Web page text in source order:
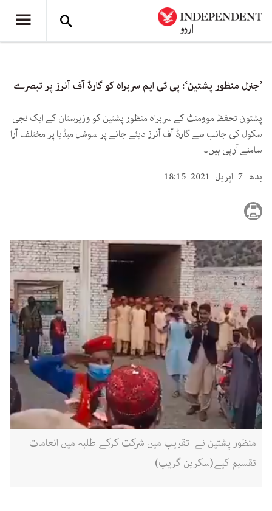
’جنرل منظور پشتین‘: پی ٹی ایم سربراہ کو گارڈ آف آنرز پر تبصرے
پشتون تحفظ موومنٹ کے سربراہ منظور پشتین کو وزیرستان کے ایک نجی
سکول کی جانب سے گارڈ آف آنرز دیئے جانے پر سوشل میڈیا پر مختلف آرا
سامنے آرہی ہیں۔
بدھ 7 اپریل 2021 18:15
منظور پشتین نے تقریب میں شرکت کرکے طلبہ میں انعامات
تقسیم کیے(سکرین گریب)